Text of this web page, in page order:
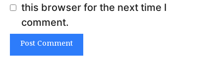
this browser for the next time I
comment.